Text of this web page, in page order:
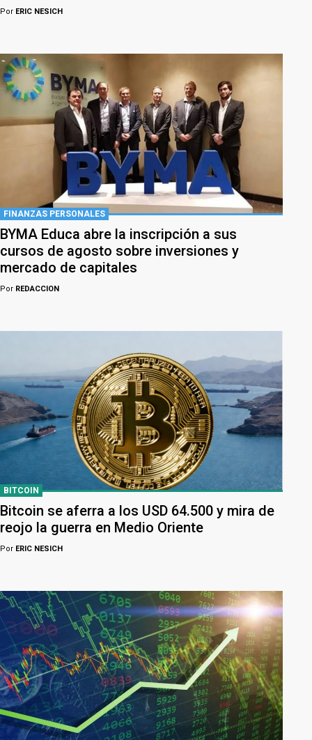
Por ERIC NESICH
FINANZAS PERSONALES
BYMA Educa abre la inscripción a sus
cursos de agosto sobre inversiones y
mercado de capitales
Por REDACCION
BITCOIN
Bitcoin se aferra a los USD 64.500 y mira de
reojo la guerra en Medio Oriente
Por ERIC NESICH